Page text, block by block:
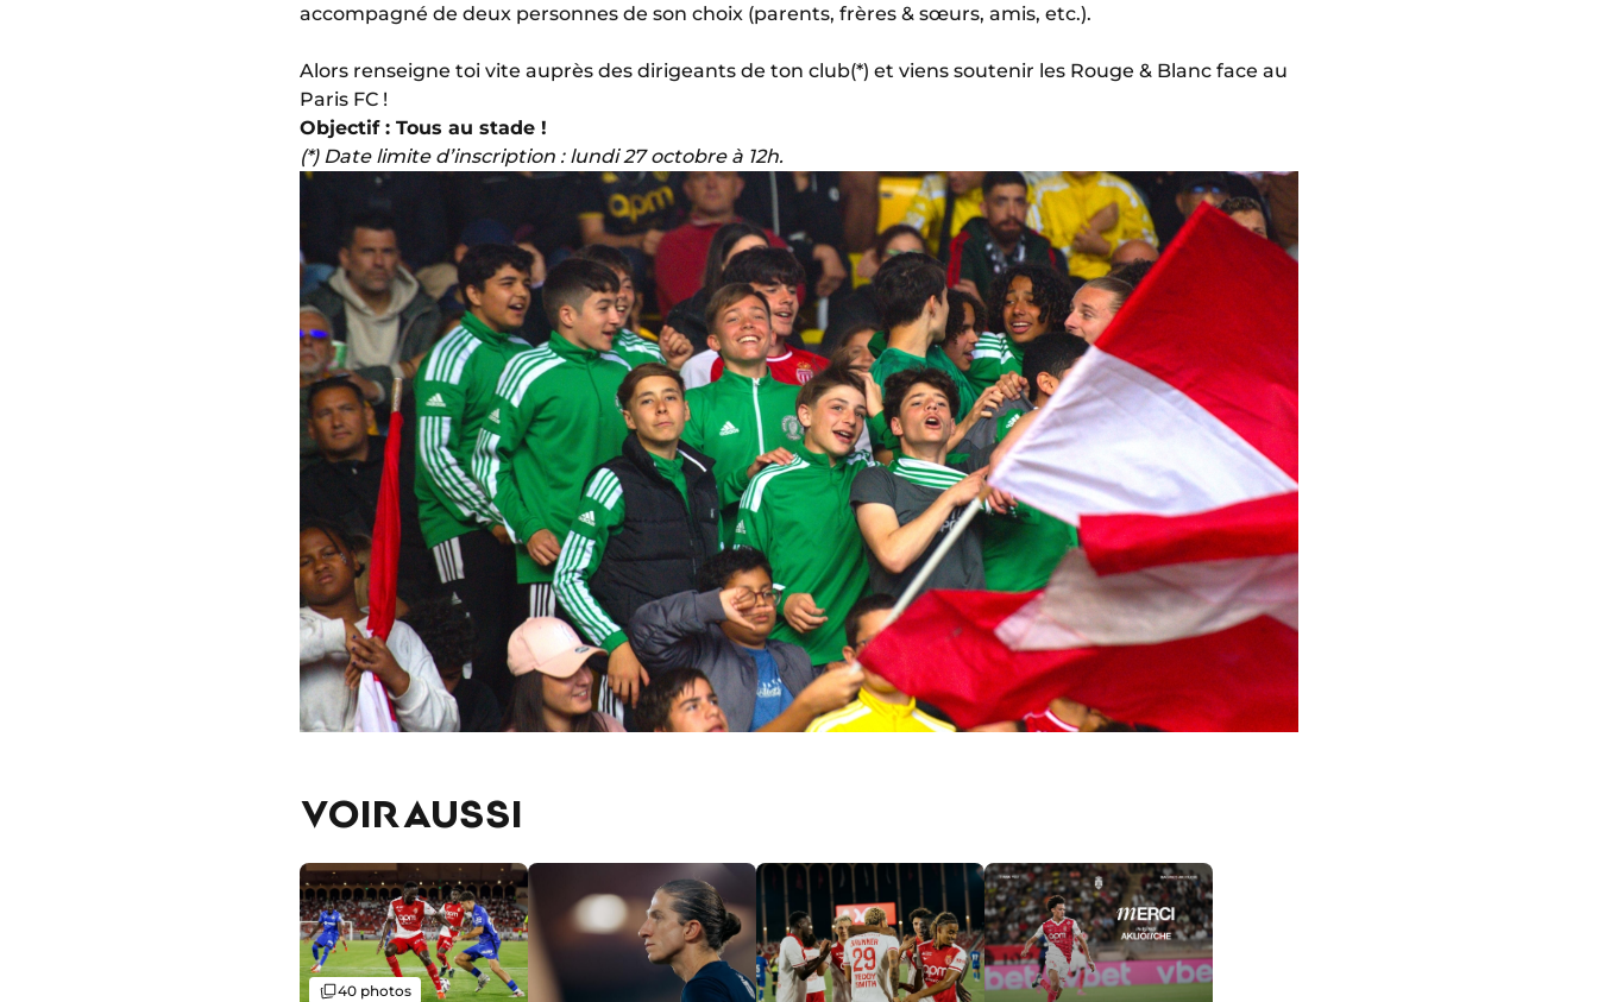
accompagné de deux personnes de son choix (parents, frères & sœurs, amis, etc.).
Alors renseigne toi vite auprès des dirigeants de ton club(*) et viens soutenir les Rouge & Blanc face au
Paris FC !
Objectif : Tous au stade !
(*) Date limite d’inscription : lundi 27 octobre à 12h.
VOIR AUSSI
Galerie
40 photos